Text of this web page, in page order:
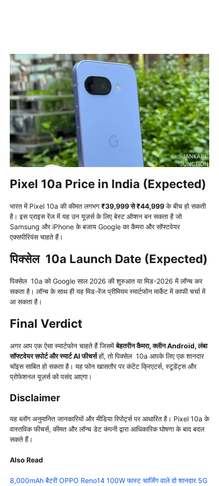
Pixel 10a Price in India (Expected)
भारत में Pixel 10a की कीमत लगभग₹39,999 से ₹44,999 के बीच हो सकती
है। इस प्राइस रेंज में यह उन यूज़र्स के लिए बेस्ट ऑप्शन बन सकता है जो
Samsung और iPhone के बजाय Google का कैमरा और सॉफ्टवेयर
एक्सपीरियंस चाहते हैं।
पिक्सेल 10a Launch Date (Expected)
पिक्सेल 10a को Google साल 2026 की शुरुआत या मिड-2026 में लॉन्च कर
सकता है। लॉन्च के साथ ही यह मिड-रेंज प्रीमियम स्मार्टफोन मार्केट में काफी चर्चा में
आ सकता है।
Final Verdict
अगर आप एक ऐसा स्मार्टफोन चाहते हैं जिसमेंबेहतरीन कैमरा, क्लीन Android, लंबा
सॉफ्टवेयर सपोर्ट और स्मार्ट AI फीचर्सहों, तो पिक्सेल 10a आपके लिए एक शानदार
चॉइस साबित हो सकता है। यह फोन खासतौर पर कंटेंट क्रिएटर्स, स्टूडेंट्स और
प्रोफेशनल यूज़र्स को पसंद आएगा।
Disclaimer
यह ब्लॉग अनुमानित जानकारियों और मीडिया रिपोर्ट्स पर आधारित है। Pixel 10a के
वास्तविक फीचर्स, कीमत और लॉन्च डेट कंपनी द्वारा आधिकारिक घोषणा के बाद बदल
सकते हैं।
Also Read
8,000mAh बैटरी OPPO Reno14 100W फास्ट चार्जिंग वाले दो शानदार 5G